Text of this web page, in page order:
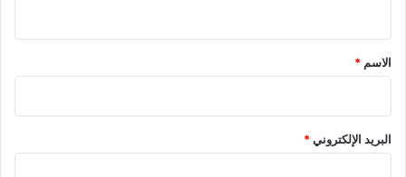
*
الاسم *
البريد الإلكتروني*